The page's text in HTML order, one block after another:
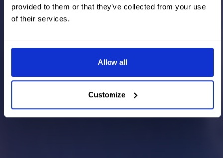
provided to them or that they’ve collected from your use
of their services.
Allow all
Customize